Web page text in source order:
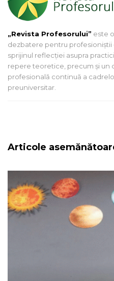
„Revista Profesorului” este
dezbatere pentru
sprijinul reflecției asupra
repere teoretice, precum și un
profesională continuă a
preuniversitar.
Articole